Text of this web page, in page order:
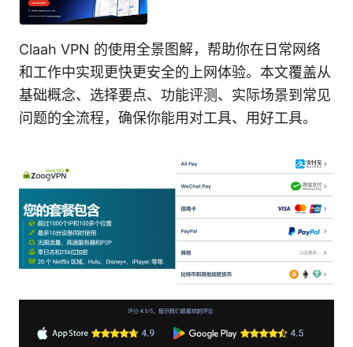
Claah VPN 的使用全景图解，帮助你在日常网络
和工作中实现更快更安全的上网体验。本文覆盖从
基础概念、选择要点、功能评测、实际场景到常见
问题的全流程，确保你能用对工具、用好工具。